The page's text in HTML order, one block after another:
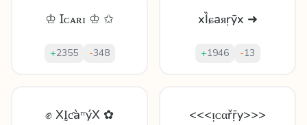
♔ Ɪᴄᴀʀɪ ♔ ✩
+2355 -348
xȈɕаᴙṛȳx ➜
+1946 -13
✊ XḬƈàʳʳýX ✿ <<<ᴉᴄαřṝy>>>